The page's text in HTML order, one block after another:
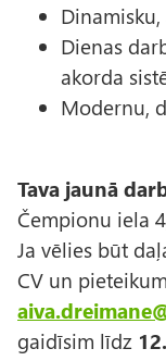
Dienas
akorda
Modernu,
Tava jaunā
Čempionu iela
Ja vēlies būt
CV un
gaidīsim līdz